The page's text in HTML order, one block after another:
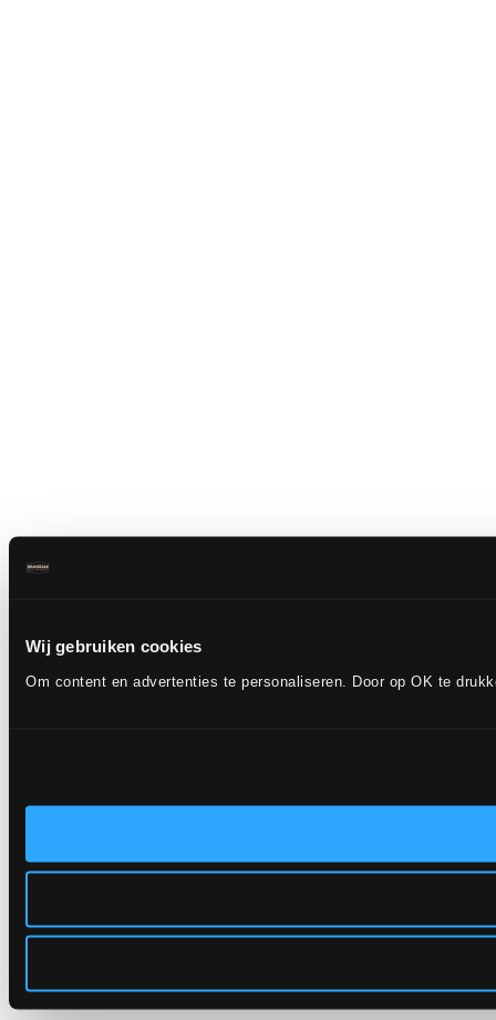
Wij gebruiken cookies
Om content en advertenties te personaliseren. Door op OK te